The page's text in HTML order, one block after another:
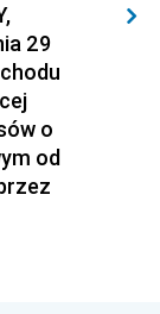
29
o
od